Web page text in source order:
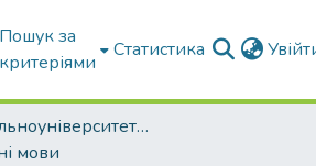
Пошук за
критеріями
Статистика
ННІ загальноуніверситетської підготовки
мови